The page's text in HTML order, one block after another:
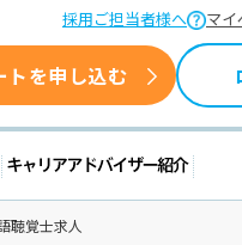
採用ご担当者様へ マ
トを申し込む
転職支援情報 キャリア
聴覚士求人